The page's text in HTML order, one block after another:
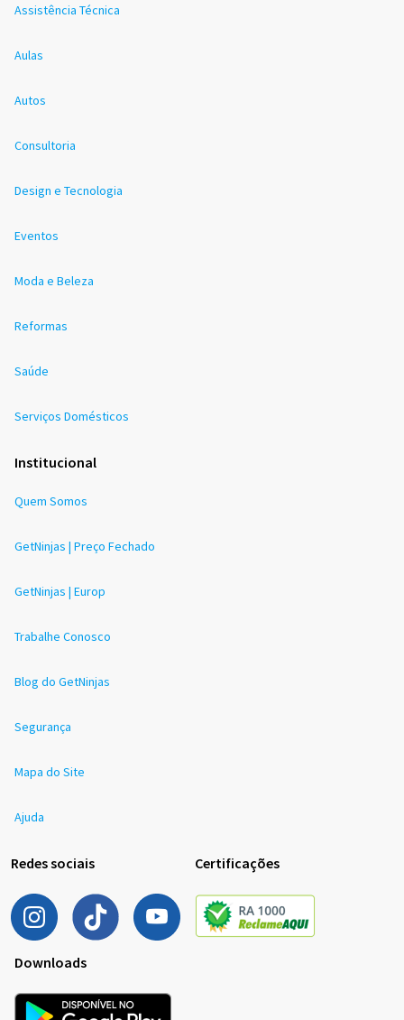
Assistência Técnica
Aulas
Autos
Consultoria
Design e Tecnologia
Eventos
Moda e Beleza
Reformas
Saúde
Serviços Domésticos
Institucional
Quem Somos
GetNinjas | Preço Fechado
GetNinjas | Europ
Trabalhe Conosco
Blog do GetNinjas
Segurança
Mapa do Site
Ajuda
Redes sociais Certificações
Downloads